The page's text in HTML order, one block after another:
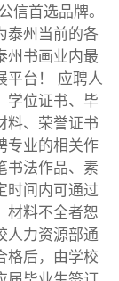
信首选品牌。
泰州当前的各
州书画业内最
平台！ 应聘人
学位证书、毕
料、荣誉证书
专业的相关作
书法作品、素
时间内可通过
材料不全者恕
人力资源部通
格后，由学校